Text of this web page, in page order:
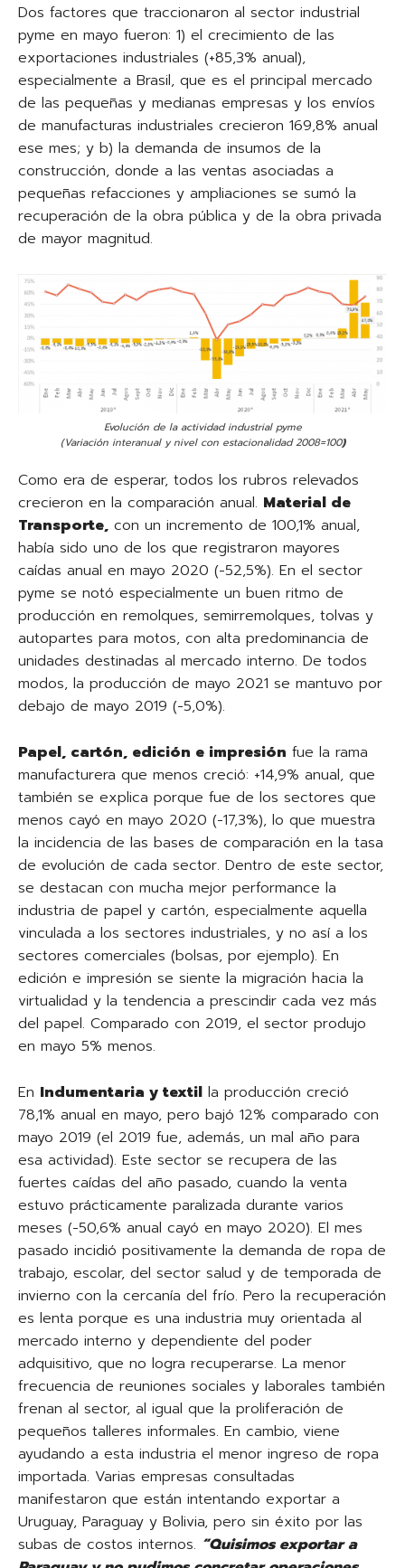
Dos factores que traccionaron al sector industrial
pyme en mayo fueron: 1) el crecimiento de las
exportaciones industriales (+85,3% anual),
especialmente a Brasil, que es el principal mercado
de las pequeñas y medianas empresas y los envíos
de manufacturas industriales crecieron 169,8% anual
ese mes; y b) la demanda de insumos de la
construcción, donde a las ventas asociadas a
pequeñas refacciones y ampliaciones se sumó la
recuperación de la obra pública y de la obra privada
de mayor magnitud.
Evolución de la actividad industrial pyme
(Variación interanual y nivel con estacionalidad 2008=100)
Como era de esperar, todos los rubros relevados
crecieron en la comparación anual. Material de
Transporte, con un incremento de 100,1% anual,
había sido uno de los que registraron mayores
caídas anual en mayo 2020 (-52,5%). En el sector
pyme se notó especialmente un buen ritmo de
producción en remolques, semirremolques, tolvas y
autopartes para motos, con alta predominancia de
unidades destinadas al mercado interno. De todos
modos, la producción de mayo 2021 se mantuvo por
debajo de mayo 2019 (-5,0%).
Papel, cartón, edición e impresión fue la rama
manufacturera que menos creció: +14,9% anual, que
también se explica porque fue de los sectores que
menos cayó en mayo 2020 (-17,3%), lo que muestra
la incidencia de las bases de comparación en la tasa
de evolución de cada sector. Dentro de este sector,
se destacan con mucha mejor performance la
industria de papel y cartón, especialmente aquella
vinculada a los sectores industriales, y no así a los
sectores comerciales (bolsas, por ejemplo). En
edición e impresión se siente la migración hacia la
virtualidad y la tendencia a prescindir cada vez más
del papel. Comparado con 2019, el sector produjo
en mayo 5% menos.
En Indumentaria y textil la producción creció
78,1% anual en mayo, pero bajó 12% comparado con
mayo 2019 (el 2019 fue, además, un mal año para
esa actividad). Este sector se recupera de las
fuertes caídas del año pasado, cuando la venta
estuvo prácticamente paralizada durante varios
meses (-50,6% anual cayó en mayo 2020). El mes
pasado incidió positivamente la demanda de ropa de
trabajo, escolar, del sector salud y de temporada de
invierno con la cercanía del frío. Pero la recuperación
es lenta porque es una industria muy orientada al
mercado interno y dependiente del poder
adquisitivo, que no logra recuperarse. La menor
frecuencia de reuniones sociales y laborales también
frenan al sector, al igual que la proliferación de
pequeños talleres informales. En cambio, viene
ayudando a esta industria el menor ingreso de ropa
importada. Varias empresas consultadas
manifestaron que están intentando exportar a
Uruguay, Paraguay y Bolivia, pero sin éxito por las
subas de costos internos. “Quisimos exportar a